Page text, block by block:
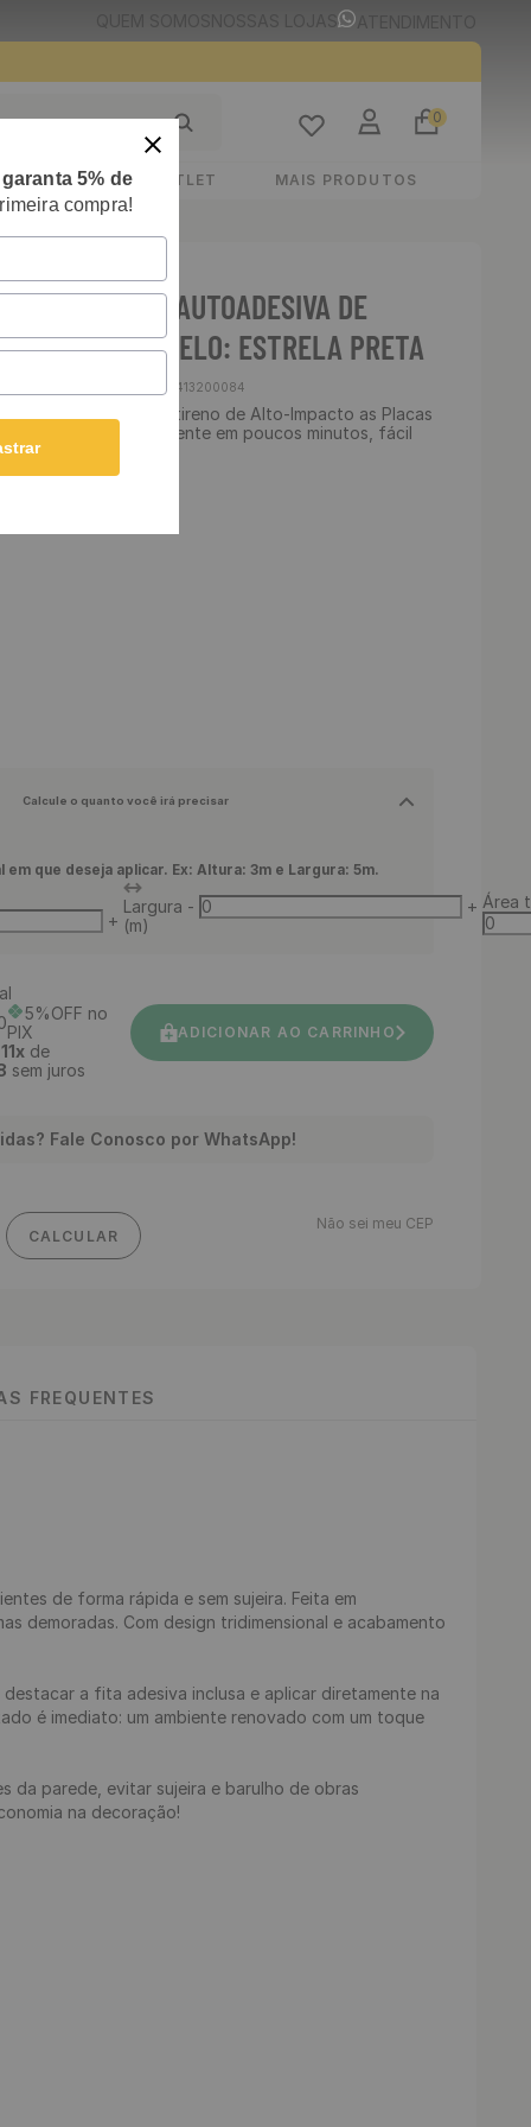
0
OUTLET MAIS PRODUTOS
CLASSIC AUTOADESIVA DE
X 50 CM - MODELO: ESTRELA PRETA
1010413200084
fabricada em Poliestireno de Alto-Impacto as Placas
e transformam o ambiente em poucos minutos, fácil
Calcule o quanto você irá precisar
em que deseja aplicar. Ex: Altura: 3m e Largura: 5m.
+
Largura
(m)
- + Área
5%OFF no
PIX
11x de
sem juros
ADICIONAR AO CARRINHO
Fale Conosco por WhatsApp!
CALCULAR
Não sei meu CEP
FREQUENTES
de forma rápida e sem sujeira. Feita em
demoradas. Com design tridimensional e acabamento
a fita adesiva inclusa e aplicar diretamente na
é imediato: um ambiente renovado com um toque
da parede, evitar sujeira e barulho de obras
na decoração!
garanta 5% de
compra!